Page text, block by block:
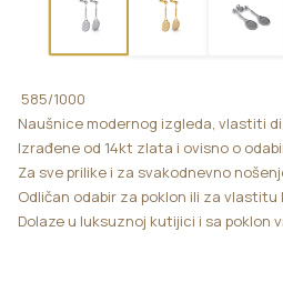
585/1000
Naušnice modernog izgleda, vlastiti
Izrađene od 14kt zlata i ovisno o
Za sve prilike i za svakodnevno
Odličan odabir za poklon ili za vlastitu
Dolaze u luksuznoj kutijici i sa poklon